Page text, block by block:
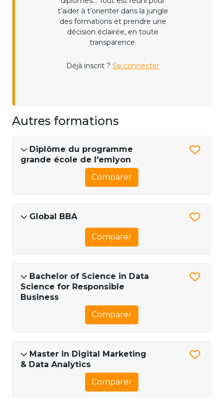
t’aider à t’orienter dans la jungle
des formations et prendre une
décision éclairée, en toute
transparence.
Déjà inscrit ? Se connecter
Autres formations
Diplôme du programme
grande école de l'emlyon
Comparer
Global BBA
Comparer
Bachelor of Science in Data
Science for Responsible
Business
Comparer
Master in Digital Marketing
& Data Analytics
Comparer